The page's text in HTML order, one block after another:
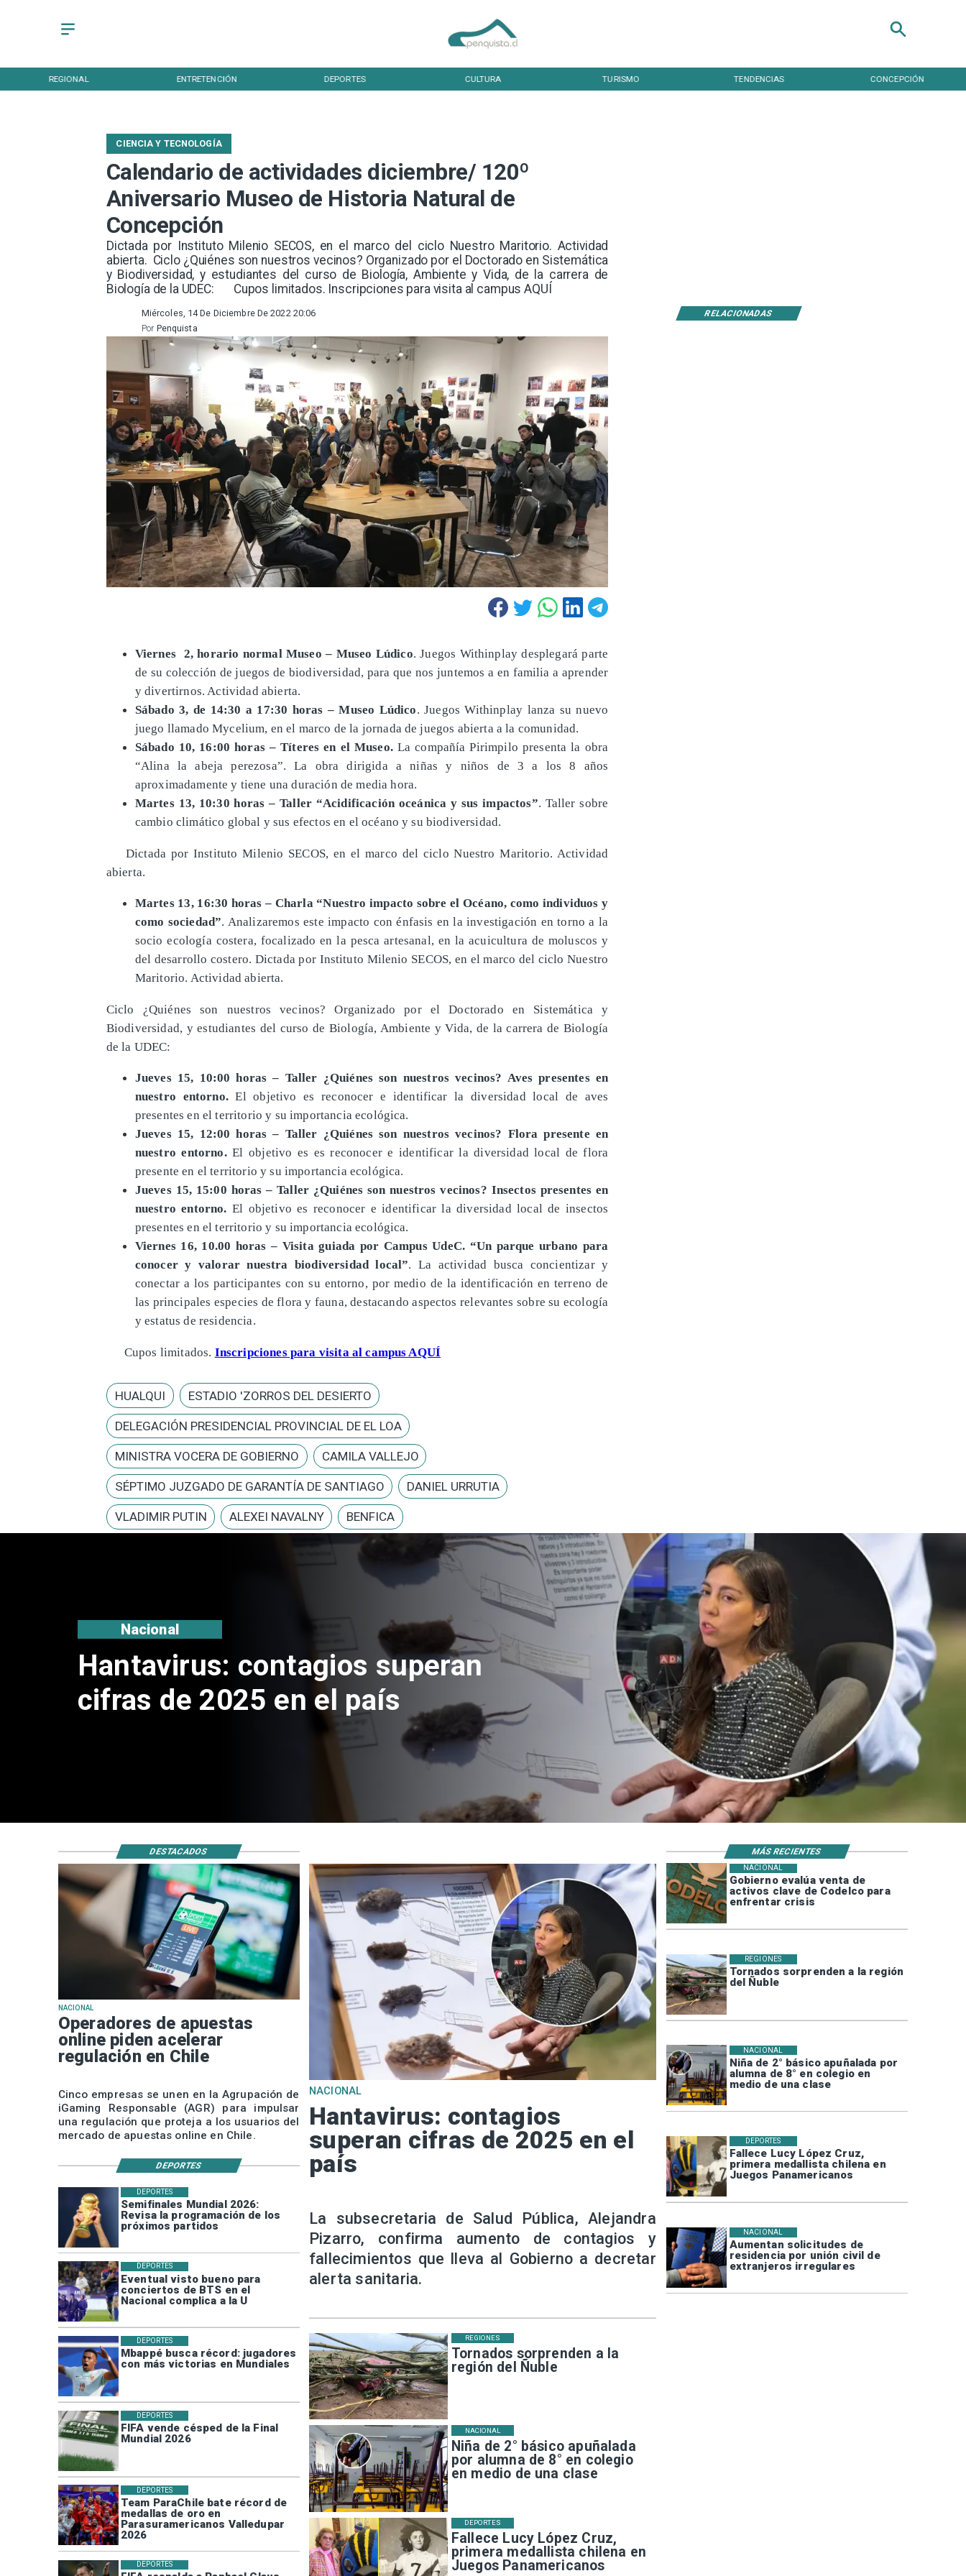
REGIONAL ENTRETENCIÓN DEPORTES CULTURA TURISMO TENDENCIAS CONCEPCIÓN
Calendario de actividades diciembre/ 120º
Aniversario Museo de Historia Natural de
Concepción
Dictada por Instituto Milenio SECOS, en el marco del ciclo Nuestro Maritorio. Actividad
abierta. Ciclo ¿Quiénes son nuestros vecinos? Organizado por el Doctorado en Sistemática
y Biodiversidad, y estudiantes del curso de Biología, Ambiente y Vida, de la carrera de
Biología de la UDEC: Cupos limitados. Inscripciones para visita al campus AQUÍ
CIENCIA Y TECNOLOGÍA
RELACIONADAS
Miércoles, 14 De Diciembre De 2022 20:06
Penquista
Por
Viernes 2, horario normal Museo – Museo Lúdico. Juegos Withinplay desplegará parte
de su colección de juegos de biodiversidad, para que nos juntemos a en familia a aprender
y divertirnos. Actividad abierta.
Sábado 3, de 14:30 a 17:30 horas – Museo Lúdico. Juegos Withinplay lanza su nuevo
juego llamado Mycelium, en el marco de la jornada de juegos abierta a la comunidad.
Sábado 10, 16:00 horas – Títeres en el Museo. La compañía Pirimpilo presenta la obra
“Alina la abeja perezosa”. La obra dirigida a niñas y niños de 3 a los 8 años
aproximadamente y tiene una duración de media hora.
Martes 13, 10:30 horas – Taller “Acidificación oceánica y sus impactos”. Taller sobre
cambio climático global y sus efectos en el océano y su biodiversidad.
Dictada por Instituto Milenio SECOS, en el marco del ciclo Nuestro Maritorio. Actividad
abierta.
Martes 13, 16:30 horas – Charla “Nuestro impacto sobre el Océano, como individuos y
como sociedad”. Analizaremos este impacto con énfasis en la investigación en torno a la
socio ecología costera, focalizado en la pesca artesanal, en la acuicultura de moluscos y
del desarrollo costero. Dictada por Instituto Milenio SECOS, en el marco del ciclo Nuestro
Maritorio. Actividad abierta.
Ciclo ¿Quiénes son nuestros vecinos? Organizado por el Doctorado en Sistemática y
Biodiversidad, y estudiantes del curso de Biología, Ambiente y Vida, de la carrera de Biología
de la UDEC:
Jueves 15, 10:00 horas – Taller ¿Quiénes son nuestros vecinos? Aves presentes en
nuestro entorno.El objetivo es reconocer e identificar la diversidad local de aves
presentes en el territorio y su importancia ecológica.
Jueves 15, 12:00 horas – Taller ¿Quiénes son nuestros vecinos? Flora presente en
nuestro entorno.El objetivo es es reconocer e identificar la diversidad local de flora
presente en el territorio y su importancia ecológica.
Jueves 15, 15:00 horas – Taller ¿Quiénes son nuestros vecinos? Insectos presentes en
nuestro entorno. El objetivo es reconocer e identificar la diversidad local de insectos
presentes en el territorio y su importancia ecológica.
Viernes 16, 10.00 horas – Visita guiada por Campus UdeC. “Un parque urbano para
conocer y valorar nuestra biodiversidad local”. La actividad busca concientizar y
conectar a los participantes con su entorno, por medio de la identificación en terreno de
las principales especies de flora y fauna, destacando aspectos relevantes sobre su ecología
y estatus de residencia.
Cupos limitados. Inscripciones para visita al campus AQUÍ
HUALQUI ESTADIO 'ZORROS DEL DESIERTO
DELEGACIÓN PRESIDENCIAL PROVINCIAL DE EL LOA
MINISTRA VOCERA DE GOBIERNO CAMILA VALLEJO
SÉPTIMO JUZGADO DE GARANTÍA DE SANTIAGO DANIEL URRUTIA
VLADIMIR PUTIN ALEXEI NAVALNY BENFICA
Operadores de apuestas online
piden acelerar regulación en
Nacional
Gobierno evalúa venta de
activos clave de Codelco para
enfrentar crisis
NACIONAL
Tornados sorprenden a la región
del Ñuble
REGIONES
Niña de 2° básico apuñalada por
alumna de 8° en colegio en
medio de una clase
NACIONAL
Fallece Lucy López Cruz,
primera medallista chilena en
Juegos Panamericanos
DEPORTES
Aumentan solicitudes de
residencia por unión civil de
extranjeros irregulares
NACIONAL
Semifinales Mundial 2026:
Revisa la programación de los
próximos partidos
DEPORTES
Eventual visto bueno para
conciertos de BTS en el
Nacional complica a la U
DEPORTES
Mbappé busca récord: jugadores
con más victorias en Mundiales
DEPORTES
FIFA vende césped de la Final
Mundial 2026
DEPORTES
Team ParaChile bate récord de
medallas de oro en
Parasuramericanos Valledupar
2026
DEPORTES
DEPORTES
Tornados sorprenden a la
región del Ñuble
REGIONES
Niña de 2° básico apuñalada
por alumna de 8° en colegio
en medio de una clase
NACIONAL
Fallece Lucy López Cruz,
primera medallista chilena en
Juegos Panamericanos
DEPORTES
NACIONAL
Operadores de apuestas
online piden acelerar
regulación en Chile
Cinco empresas se unen en la Agrupación de
iGaming Responsable (AGR) para impulsar
una regulación que proteja a los usuarios del
mercado de apuestas online en Chile.
NACIONAL
Hantavirus: contagios
superan cifras de 2025 en el
país
La subsecretaria de Salud Pública, Alejandra
Pizarro, confirma aumento de contagios y
fallecimientos que lleva al Gobierno a decretar
alerta sanitaria.
DESTACADOS MÁS RECIENTES
DEPORTES